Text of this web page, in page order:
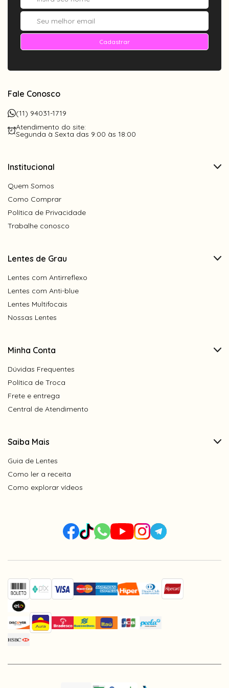
Cadastrar
Fale Conosco
(11) 94031-1719
Atendimento do site:
Segunda à Sexta das 9:00 às 18:00
Institucional
Quem Somos
Como Comprar
Política de Privacidade
Trabalhe conosco
Lentes de Grau
Lentes com Antirreflexo
Lentes com Anti-blue
Lentes Multifocais
Nossas Lentes
Minha Conta
Dúvidas Frequentes
Política de Troca
Frete e entrega
Central de Atendimento
Saiba Mais
Guia de Lentes
Como ler a receita
Como explorar vídeos